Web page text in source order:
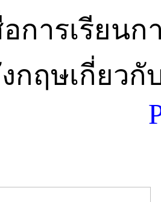
การเรียน
กฤษเกี่ยว